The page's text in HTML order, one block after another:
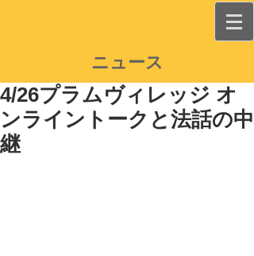
ニュース
4/26プラムヴィレッジ オ
ンライントークと法話の中
継